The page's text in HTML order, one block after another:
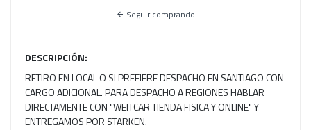
Seguir comprando
DESCRIPCIÓN:
RETIRO EN LOCAL O SI PREFIERE DESPACHO EN SANTIAGO CON
CARGO ADICIONAL. PARA DESPACHO A REGIONES HABLAR
DIRECTAMENTE CON "WEITCAR TIENDA FISICA Y ONLINE" Y
ENTREGAMOS POR STARKEN.